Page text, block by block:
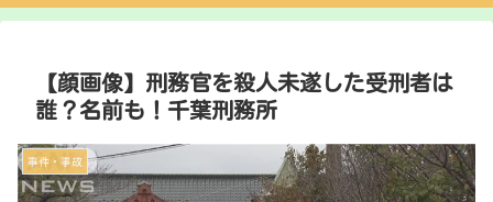
【顔画像】刑務官を殺人未遂した受刑者は
誰？名前も！千葉刑務所
事件・事故